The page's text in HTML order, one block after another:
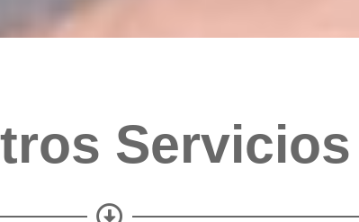
Servicios